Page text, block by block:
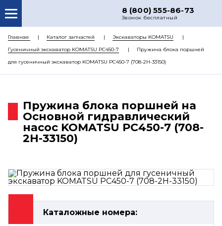
8 (800) 555-86-73
Звонок бесплатный
О НАС
КАТАЛОГ ЗАПЧАСТЕЙ
РЕМОНТ
ЦЕНЫ
КОНТАКТЫ
Главная Каталог запчастей
Экскаваторы KOMATSU
Гусеничный экскаватор KOMATSU PC450-7
Пружина блока поршней
для гусеничный экскаватор KOMATSU PC450-7 (708-2H-33150)
Пружина блока поршней на
Основной гидравлический
насос KOMATSU PC450-7 (708-
2H-33150)
Каталожные номера: